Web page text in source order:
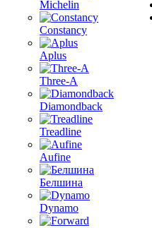
Michelin
Constancy
Aplus
Three-A
Diamondback
Treadline
Aufine
Белшина
Dynamo